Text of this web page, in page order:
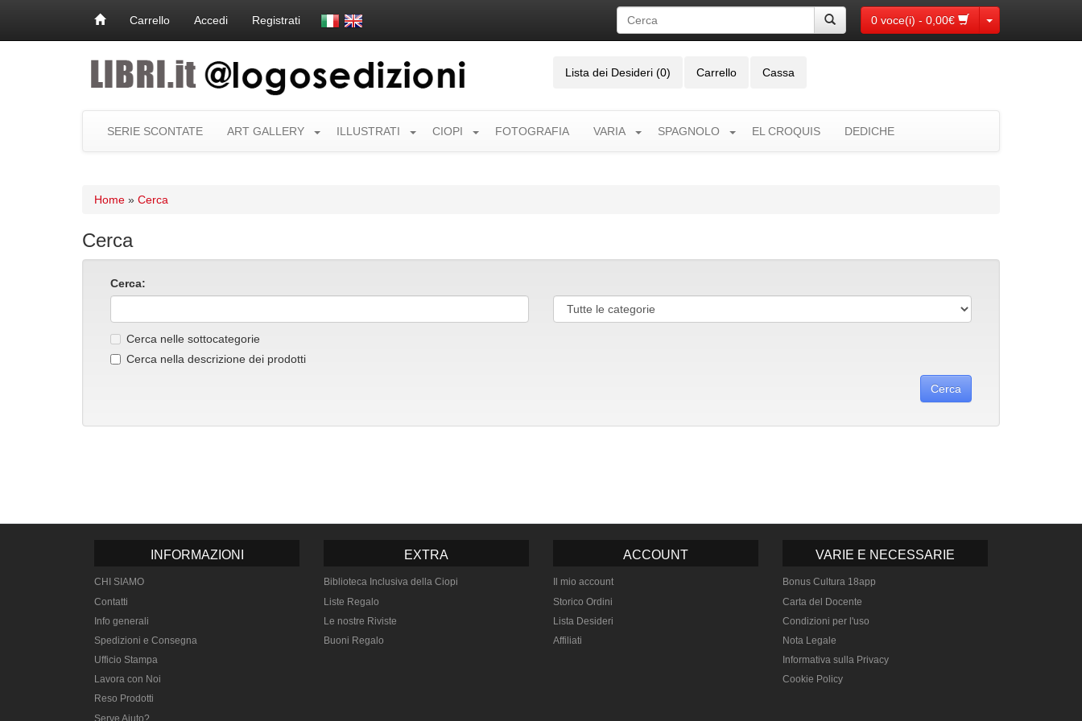
0 voce(i) - 0,00€ Toggle Dropdown
Carrello Accedi Registrati
Lista dei Desideri (0) Carrello Cassa
SERIE SCONTATE ART GALLERY ILLUSTRATI CIOPI FOTOGRAFIA VARIA SPAGNOLO EL CROQUIS DEDICHE
Home » Cerca
Cerca
Cerca:
Cerca nelle sottocategorie
Cerca nella descrizione dei prodotti
INFORMAZIONI
CHI SIAMO
Contatti
Info generali
Spedizioni e Consegna
Ufficio Stampa
Lavora con Noi
Reso Prodotti
Serve Aiuto?
EXTRA
Biblioteca Inclusiva della Ciopi
Liste Regalo
Le nostre Riviste
Buoni Regalo
ACCOUNT
Il mio account
Storico Ordini
Lista Desideri
Affiliati
VARIE E NECESSARIE
Bonus Cultura 18app
Carta del Docente
Condizioni per l'uso
Nota Legale
Informativa sulla Privacy
Cookie Policy